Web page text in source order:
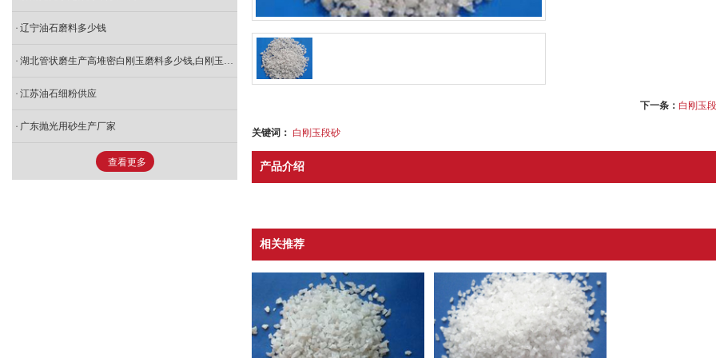
下一条： 白刚玉
关键词： 白刚玉段砂
产品介绍
相关推荐
辽宁油石磨料多少钱
湖北管状磨生产高堆密白刚玉磨料多少钱,白刚玉粒度砂生产厂
江苏油石细粉供应
广东抛光用砂生产厂家
查看更多